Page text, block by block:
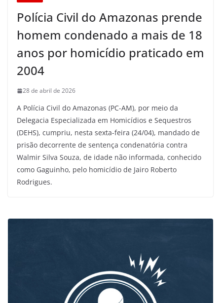
Polícia Civil do Amazonas prende
homem condenado a mais de 18
anos por homicídio praticado em
2004
28 de abril de 2026
A Polícia Civil do Amazonas (PC-AM), por meio da
Delegacia Especializada em Homicídios e Sequestros
(DEHS), cumpriu, nesta sexta-feira (24/04), mandado de
prisão decorrente de sentença condenatória contra
Walmir Silva Souza, de idade não informada, conhecido
como Gaguinho, pelo homicídio de Jairo Roberto
Rodrigues.